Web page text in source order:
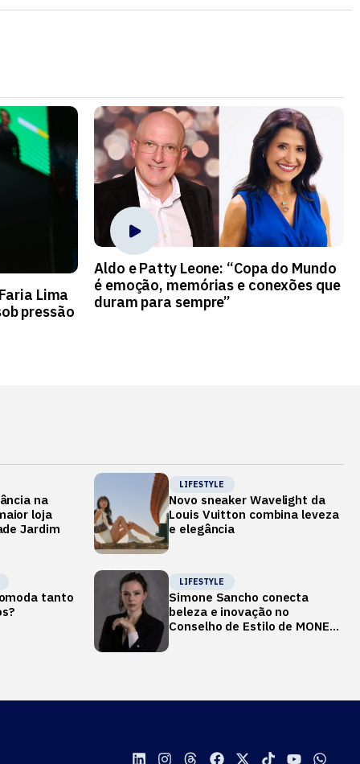
Lima
pressão
Aldo e Patty Leone: “Copa do Mundo
é emoção, memórias e conexões que
duram para sempre”
na
loja
Jardim
LIFESTYLE
Novo sneaker Wavelight da
Louis Vuitton combina leveza
e elegância
tanto
LIFESTYLE
Simone Sancho conecta
beleza e inovação no
Conselho de Estilo de MONEY